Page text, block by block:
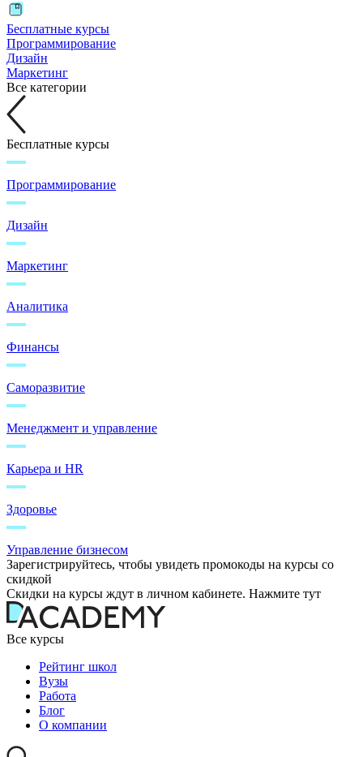
Бесплатные курсы
Программирование
Дизайн
Маркетинг
Все категории
Бесплатные курсы
Программирование
Дизайн
Маркетинг
Аналитика
Финансы
Саморазвитие
Менеджмент и управление
Карьера и HR
Здоровье
Управление бизнесом
Зарегистрируйтесь, чтобы увидеть промокоды на курсы со
скидкой
Скидки на курсы ждут в личном кабинете. Нажмите тут
Все курсы
Рейтинг школ
Вузы
Работа
Блог
О компании